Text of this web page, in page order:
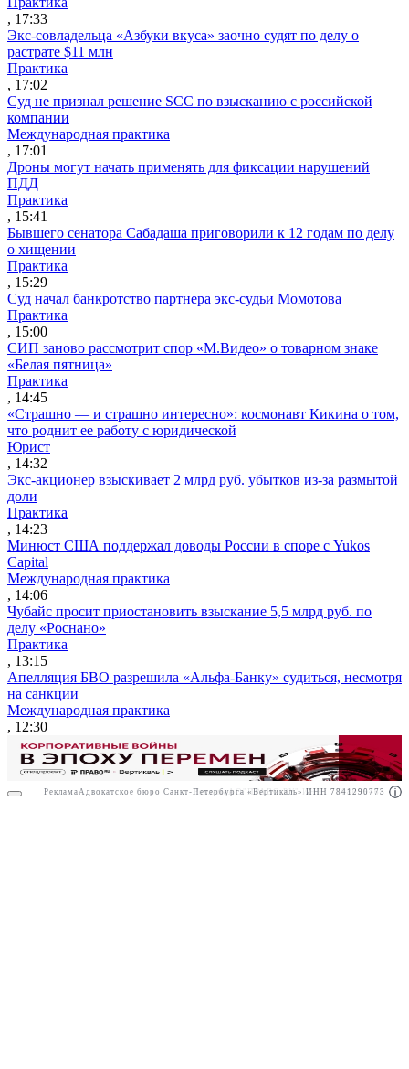
РекламаАО"ПРАВО.РУ" ИНН: 7708095468
, 17:33
Экс-совладельца «Азбуки вкуса» заочно судят по делу о
растрате $11 млн
Практика
, 17:02
Суд не признал решение SCC по взысканию с российской
компании
Международная практика
, 17:01
Дроны могут начать применять для фиксации нарушений
ПДД
Практика
, 15:41
Бывшего сенатора Сабадаша приговорили к 12 годам по делу
о хищении
Практика
, 15:29
Суд начал банкротство партнера экс-судьи Момотова
Практика
, 15:00
СИП заново рассмотрит спор «М.Видео» о товарном знаке
«Белая пятница»
Практика
, 14:45
«Страшно — и страшно интересно»: космонавт Кикина о том,
что роднит ее работу с юридической
Юрист
, 14:32
Экс-акционер взыскивает 2 млрд руб. убытков из-за размытой
доли
Практика
, 14:23
Минюст США поддержал доводы России в споре с Yukos
Capital
Международная практика
, 14:06
Чубайс просит приостановить взыскание 5,5 млрд руб. по
делу «Роснано»
Практика
, 13:15
Апелляция БВО разрешила «Альфа-Банку» судиться, несмотря
на санкции
Международная практика
, 12:30
Реклама Адвокатское бюро Санкт-Петербурга «Вертикаль» ИНН 7841290773